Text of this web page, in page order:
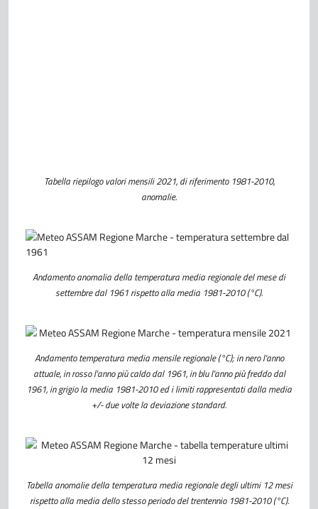
Tabella riepilogo valori mensili 2021, di riferimento 1981-2010,
anomalie.
Andamento anomalia della temperatura media regionale del mese di
settembre dal 1961 rispetto alla media 1981-2010 (°C).
Andamento temperatura media mensile regionale (°C); in nero l'anno
attuale, in rosso l'anno più caldo dal 1961, in blu l'anno più freddo dal
1961, in grigio la media 1981-2010 ed i limiti rappresentati dalla media
+/- due volte la deviazione standard.
Tabella anomalie della temperatura media regionale degli ultimi 12 mesi
rispetto alla media dello stesso periodo del trentennio 1981-2010 (°C).